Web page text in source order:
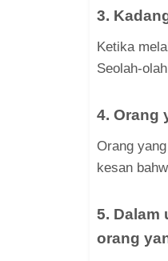
3.
Ketika
Seolah-
4. Orang
Orang
kesan
5. Dalam
orang